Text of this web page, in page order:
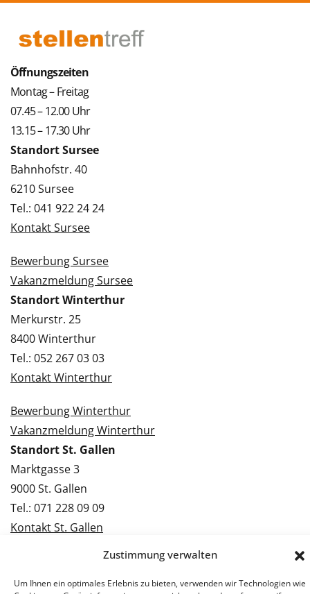
Zustimmung verwalten
Um Ihnen ein optimales Erlebnis zu bieten, verwenden wir Technologien wie
Öffnungszeiten
Montag – Freitag
07.45 – 12.00 Uhr
13.15 – 17.30 Uhr
Standort Sursee
Bahnhofstr. 40
6210 Sursee
Tel.: 041 922 24 24
Kontakt Sursee
Bewerbung Sursee
Vakanzmeldung Sursee
Standort Winterthur
Merkurstr. 25
8400 Winterthur
Tel.: 052 267 03 03
Kontakt Winterthur
Bewerbung Winterthur
Vakanzmeldung Winterthur
Standort St. Gallen
Marktgasse 3
9000 St. Gallen
Tel.: 071 228 09 09
Kontakt St. Gallen
Bewerbung St. Gallen
Vakanzmeldung St. Gallen